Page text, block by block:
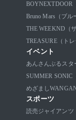
BOYNEXTDOOR
Bruno Mars（ブル
THE WEEKND（
TREASURE（トレ
イベント
あんさんぶるスタ
SUMMER SONIC
めざまし
スポーツ
読売ジャイアンツ